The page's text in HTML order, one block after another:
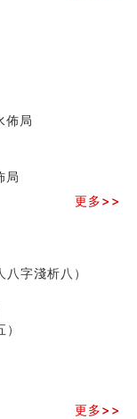
禁忌有哪些？有
缘分？
佈局
局
更多>>
字淺析八）
更多>>